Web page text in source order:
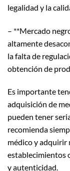
legalidad y la
– **Mercado
altamente
la falta de
obtención de
Es importante
adquisición de
pueden tener
recomienda
médico y adquirir
establecimientos
y autenticidad.